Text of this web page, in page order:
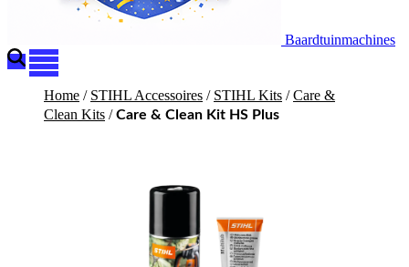
Baardtuinmachines
Home / STIHL Accessoires / STIHL Kits /Care &
Clean Kits /Care & Clean Kit HS Plus